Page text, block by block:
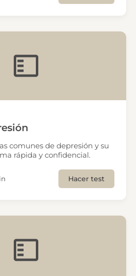
comunes de depresión y su
rápida y confidencial.
Hacer test